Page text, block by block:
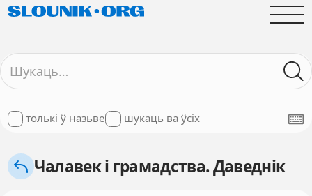
толькі ў назьве шукаць ва ўсіх
Чалавек і грамадства. Даведнік